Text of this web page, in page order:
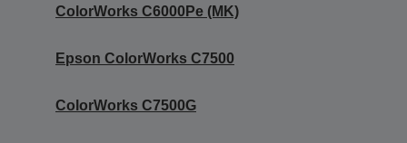
ColorWorks C6000Pe (MK)
Epson ColorWorks C7500
ColorWorks C7500G